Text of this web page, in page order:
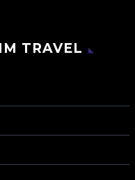
TRAVEL